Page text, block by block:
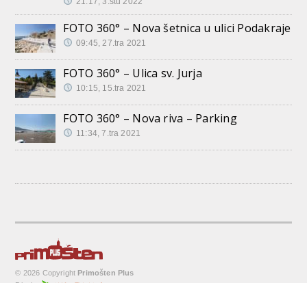
FOTO 360° – Nova šetnica u ulici Podakraje
09:45, 27.tra 2021
FOTO 360° – Ulica sv. Jurja
10:15, 15.tra 2021
FOTO 360° – Nova riva – Parking
11:34, 7.tra 2021
© 2026 Copyright Primošten Plus